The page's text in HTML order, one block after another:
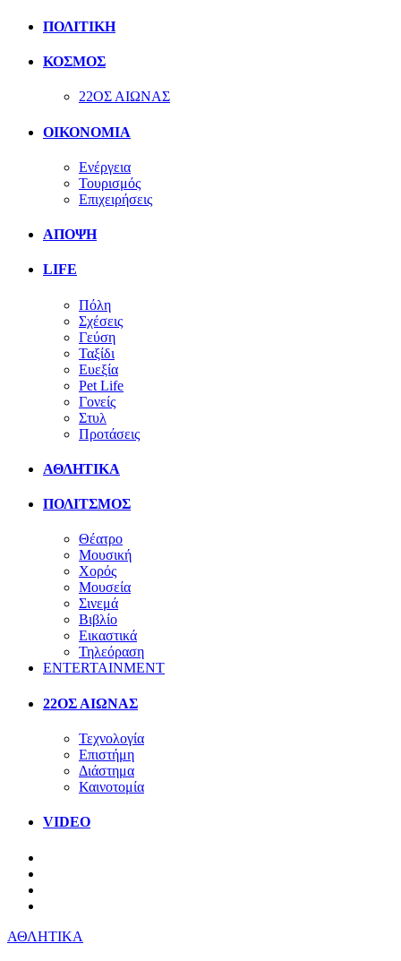
ΠΟΛΙΤΙΚΗ
ΚΟΣΜΟΣ
22ΟΣ ΑΙΩΝΑΣ
ΟΙΚΟΝΟΜΙΑ
Ενέργεια
Τουρισμός
Επιχειρήσεις
ΑΠΟΨΗ
LIFE
Πόλη
Σχέσεις
Γεύση
Ταξίδι
Ευεξία
Pet Life
Γονείς
Στυλ
Προτάσεις
ΑΘΛΗΤΙΚΑ
ΠΟΛΙΤΣΜΟΣ
Θέατρο
Μουσική
Χορός
Μουσεία
Σινεμά
Βιβλίο
Εικαστικά
Τηλεόραση
ENTERTAINMENT
22ΟΣ ΑΙΩΝΑΣ
Τεχνολογία
Επιστήμη
Διάστημα
Καινοτομία
VIDEO
ΑΘΛΗΤΙΚΑ